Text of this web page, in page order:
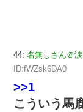
44: 名無しさん＠
ID:fWZsk6DA0
>>1
こういう馬